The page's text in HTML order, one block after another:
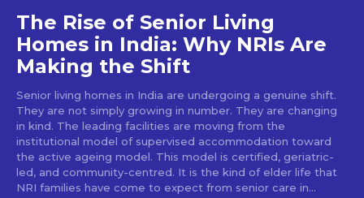
The Rise of Senior Living
Homes in India: Why NRIs Are
Making the Shift
Senior living homes in India are undergoing a genuine shift.
They are not simply growing in number. They are changing
in kind. The leading facilities are moving from the
institutional model of supervised accommodation toward
the active ageing model. This model is certified, geriatric-
led, and community-centred. It is the kind of elder life that
NRI families have come to expect from senior care in...